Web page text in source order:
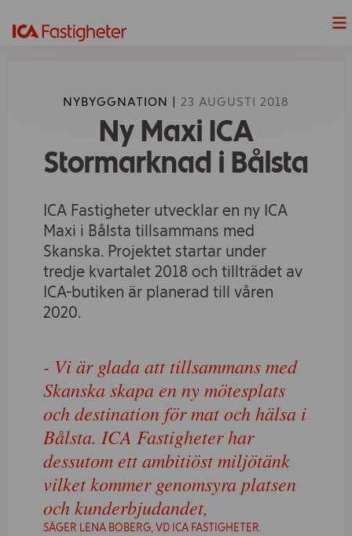
Våra Projekt
Våra fastigheter
Hållbarhet
Våra handelsplatser
ICAs fyra butiksformat
Om ICA Fastigheter
Kontakt
Jobba hos oss
NYBYGGNATION | 23 AUGUSTI 2018
Ny Maxi ICA
Stormarknad i Bålsta
ICA Fastigheter utvecklar en ny ICA
Maxi i Bålsta tillsammans med
Skanska. Projektet startar under
tredje kvartalet 2018 och tillträdet av
ICA-butiken är planerad till våren
2020.
- Vi är glada att tillsammans med
Skanska skapa en ny mötesplats
och destination för mat och hälsa i
Bålsta. ICA Fastigheter har
dessutom ett ambitiöst miljötänk
vilket kommer genomsyra platsen
och kunderbjudandet,
SÄGER LENA BOBERG, VD ICA FASTIGHETER.